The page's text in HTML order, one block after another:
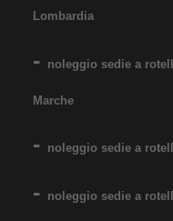
Noleggio
portata fino
minimo 7
tutta Italia:
Lombardia
noleggio sedie a
Marche
noleggio sedie a
noleggio sedie a